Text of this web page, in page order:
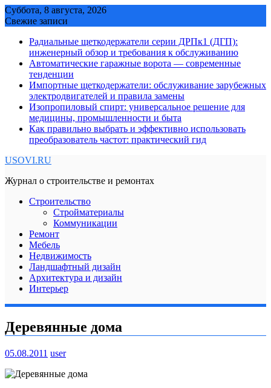
Skip
to
Суббота, 8 августа, 2026
Свежие записи
Радиальные щеткодержатели серии ДРПк1 (ДГП):
инженерный обзор и требования к обслуживанию
Автоматические гаражные ворота — современные
тенденции
Импортные щеткодержатели: обслуживание зарубежных
электродвигателей и правила замены
Изопропиловый спирт: универсальное решение для
медицины, промышленности и быта
Как правильно выбрать и эффективно использовать
преобразователь частот: практический гид
USOVI.RU
Журнал о строительстве и ремонтах
Строительство
Стройматериалы
Коммуникации
Ремонт
Мебель
Недвижимость
Ландшафтный дизайн
Архитектура и дизайн
Интерьер
Деревянные дома
05.08.2011 user